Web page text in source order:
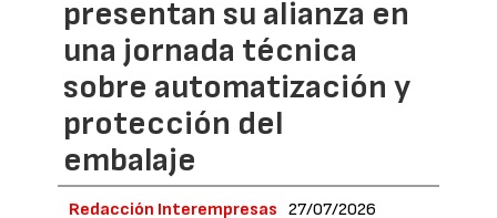
presentan su alianza en
una jornada técnica
sobre automatización y
protección del
embalaje
Redacción Interempresas 27/07/2026